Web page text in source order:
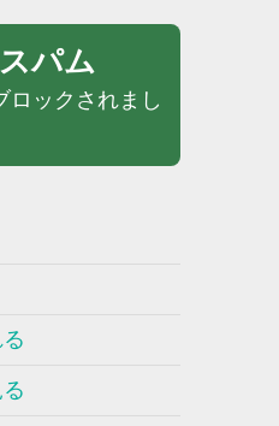
パム
ロックされまし